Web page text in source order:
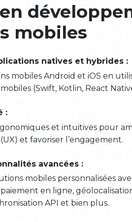
en
mobiles
natives et hybrides :
mobiles Android et iOS en
(Swift, Kotlin, React
:
et intuitives pour
et favoriser l’engagement.
avancées :
mobiles personnalisées
en ligne,
API et bien plus.